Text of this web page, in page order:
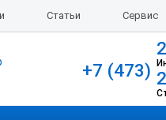
Статьи Сервис
+7 (473)